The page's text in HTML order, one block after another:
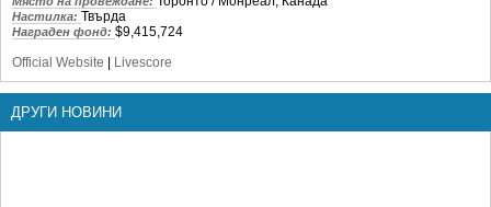
Настилка: Твърда
Награден фонд: $9,415,724
Official Website
Livescore
ДРУГИ НОВИНИ